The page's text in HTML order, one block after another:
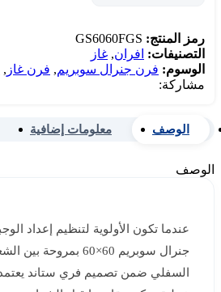
رمز المنتج: GS6060FGS
التصنيفات: افران, غاز
الوسوم: فرن جنرال سوبريم, فرن غاز ,
مشاركة:
الوصف معلومات إضافية
الوصف
عندما تكون الأولوية لتنظيم إعداد
جنرال سوبريم 60×60
السفلي ضمن تصميم فري ستاند